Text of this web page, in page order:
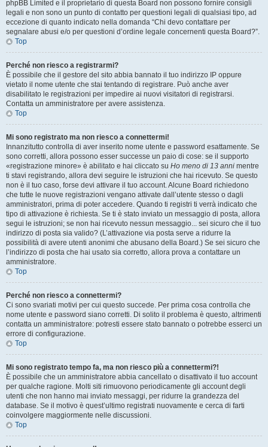
phpBB Limited e il proprietario di questa Board non possono fornire consigli
legali e non sono un punto di contatto per questioni legali di qualsiasi tipo, ad
eccezione di quanto indicato nella domanda “Chi devo contattare per
segnalare abusi e/o per questioni d’ordine legale concernenti questa Board?”.
Top
Perché non riesco a registrarmi?
È possibile che il gestore del sito abbia bannato il tuo indirizzo IP oppure
vietato il nome utente che stai tentando di registrare. Può anche aver
disabilitato le registrazioni per impedire ai nuovi visitatori di registrarsi.
Contatta un amministratore per avere assistenza.
Top
Mi sono registrato ma non riesco a connettermi!
Innanzitutto controlla di aver inserito nome utente e password esattamente. Se
sono corretti, allora possono esser successe un paio di cose: se il supporto
«registrazione minore» è abilitato e hai cliccato su Ho meno di 13 anni mentre
ti stavi registrando, allora devi seguire le istruzioni che hai ricevuto. Se questo
non è il tuo caso, forse devi attivare il tuo account. Alcune Board richiedono
che tutte le nuove registrazioni vengano attivate dall’utente stesso o dagli
amministratori, prima di poter accedere. Quando ti registri ti verrà indicato che
tipo di attivazione è richiesta. Se ti è stato inviato un messaggio di posta, allora
segui le istruzioni; se non hai ricevuto nessun messaggio... sei sicuro che il tuo
indirizzo di posta sia valido? (L’attivazione via posta serve a ridurre la
possibilità di avere utenti anonimi che abusano della Board.) Se sei sicuro che
l’indirizzo di posta che hai usato sia corretto, allora prova a contattare un
amministratore.
Top
Perché non riesco a connettermi?
Ci sono svariati motivi per cui questo succede. Per prima cosa controlla che
nome utente e password siano corretti. Di solito il problema è questo, altrimenti
contatta un amministratore: potresti essere stato bannato o potrebbe esserci un
errore di configurazione.
Top
Mi sono registrato tempo fa, ma non riesco più a connettermi?!
È possibile che un amministratore abbia cancellato o disattivato il tuo account
per qualche ragione. Molti siti rimuovono periodicamente gli account degli
utenti che non hanno mai inviato messaggi, per ridurre la grandezza del
database. Se il motivo è quest’ultimo registrati nuovamente e cerca di farti
coinvolgere maggiormente nelle discussioni.
Top